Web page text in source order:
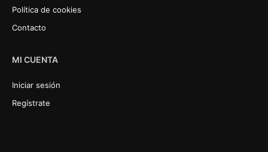
Política de cookies
Contacto
MI CUENTA
Iniciar sesión
Regístrate